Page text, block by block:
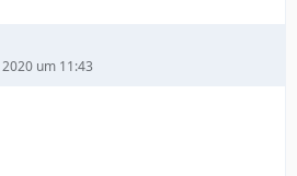
um 11:43